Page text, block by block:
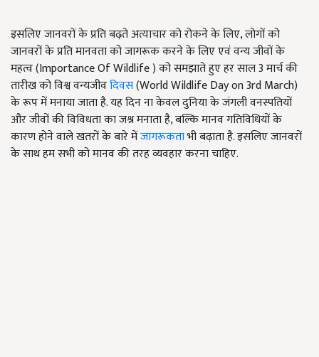
इसलिए जानवरों के प्रति बढ़ते अत्याचार को रोकने के लिए, लोगों को
जानवरों के प्रति मानवता को जागरूक करने के लिए एवं वन्य जीवों के
महत्व (Importance Of Wildlife ) को समझाते हुए हर साल 3 मार्च की
तारीख को विश्व वन्यजीवदिवस(World Wildlife Day on 3rd March)
के रूप में मनाया जाता है. यह दिन ना केवल दुनिया के जंगली वनस्पतियों
और जीवों की विविधता का जश्न मनाता है, बल्कि मानव गतिविधियों के
कारण होने वाले खतरों के बारे मेंजागरूकताभी बढ़ाता है. इसलिए जानवरों
के साथ हम सभी को मानव की तरह व्यवहार करना चाहिए.